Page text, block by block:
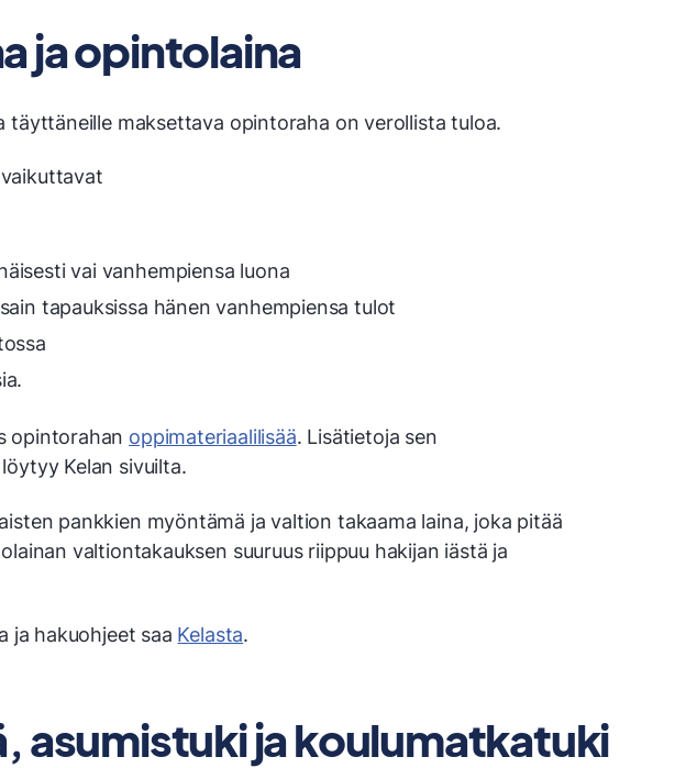
ja opintolaina
täyttäneille maksettava opintoraha on verollista tuloa.
vai vanhempiensa luona
tapauksissa hänen vanhempiensa tulot
opintorahan oppimateriaalilisää. Lisätietoja sen
Kelan sivuilta.
pankkien myöntämä ja valtion takaama laina, joka pitää
valtiontakauksen suuruus riippuu hakijan iästä ja
ja hakuohjeet saa Kelasta.
asumistuki ja koulumatkatuki